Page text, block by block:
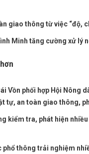
giao thông từ việc “độ,
Minh tăng cường xử lý
Vồn phối hợp Hội Nông
tự, an toàn giao thông,
kiểm tra, phát hiện
phổ thông trải nghiệm